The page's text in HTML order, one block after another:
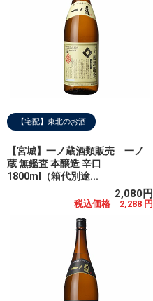
【宅配】東北のお酒
【宮城】一ノ蔵酒類販売 一ノ
蔵 無鑑査 本醸造 辛口
1800ml（箱代別途...
2,080円
税込価格 2,288 円